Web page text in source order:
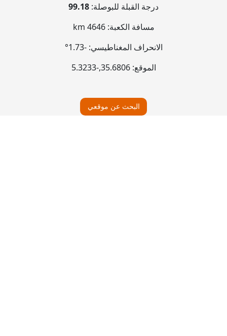
درجة القبلة للبوصلة: 99.18
مسافة الكعبة:4646 km
الانحراف المغناطيسي:-1.73°
الموقع:35.6806
,
-5.3233
البحث عن موقعي